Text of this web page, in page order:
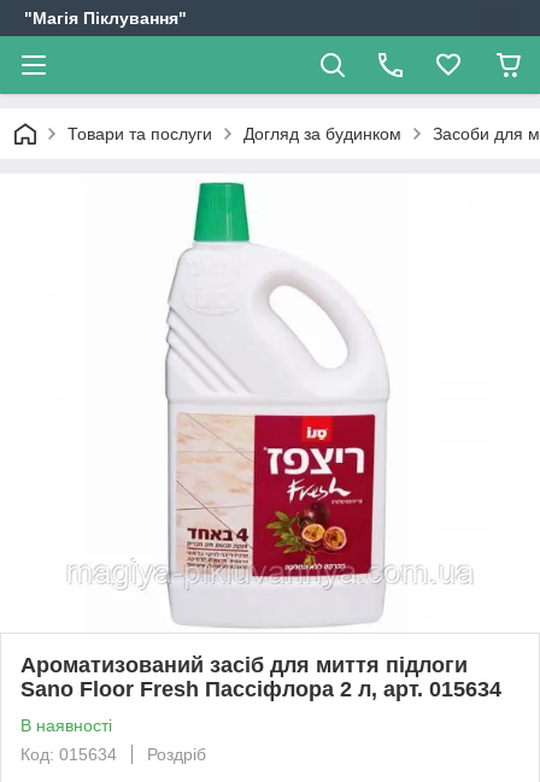
"Магія Піклування"
Товари та послуги Догляд за будинком Засоби для
Ароматизований засіб для миття підлоги
Sano Floor Fresh Паcсіфлора 2 л, арт. 015634
В наявності
Код: 015634
Роздріб